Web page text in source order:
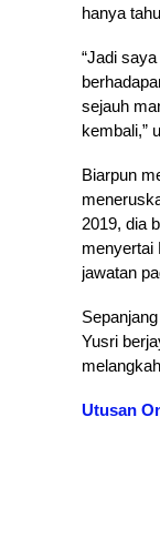
hanya
“Jadi
sejauh
kembali,”
Biarpun
2019, dia
menyertai
jawatan
Yusri
Utusan